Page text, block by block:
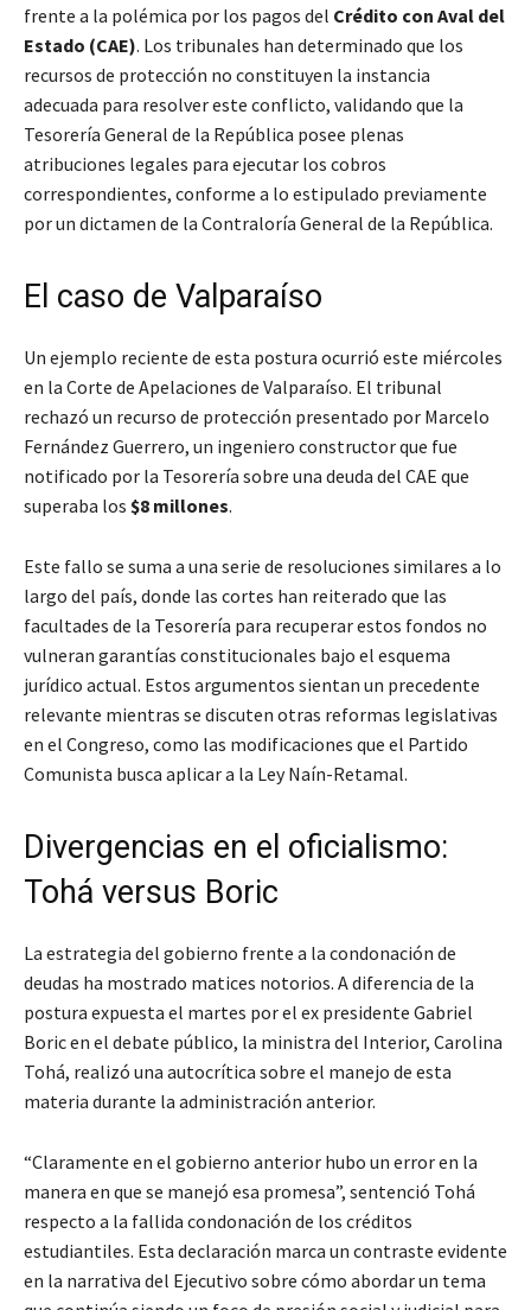
frente a la polémica por los pagos del Crédito con Aval del
Estado (CAE). Los tribunales han determinado que los
recursos de protección no constituyen la instancia
adecuada para resolver este conflicto, validando que la
Tesorería General de la República posee plenas
atribuciones legales para ejecutar los cobros
correspondientes, conforme a lo estipulado previamente
por un dictamen de la Contraloría General de la República.
El caso de Valparaíso
Un ejemplo reciente de esta postura ocurrió este miércoles
en la Corte de Apelaciones de Valparaíso. El tribunal
rechazó un recurso de protección presentado por Marcelo
Fernández Guerrero, un ingeniero constructor que fue
notificado por la Tesorería sobre una deuda del CAE que
superaba los $8 millones.
Este fallo se suma a una serie de resoluciones similares a lo
largo del país, donde las cortes han reiterado que las
facultades de la Tesorería para recuperar estos fondos no
vulneran garantías constitucionales bajo el esquema
jurídico actual. Estos argumentos sientan un precedente
relevante mientras se discuten otras reformas legislativas
en el Congreso, como las modificaciones que el Partido
Comunista busca aplicar a la Ley Naín-Retamal.
Divergencias en el oficialismo:
Tohá versus Boric
La estrategia del gobierno frente a la condonación de
deudas ha mostrado matices notorios. A diferencia de la
postura expuesta el martes por el ex presidente Gabriel
Boric en el debate público, la ministra del Interior, Carolina
Tohá, realizó una autocrítica sobre el manejo de esta
materia durante la administración anterior.
“Claramente en el gobierno anterior hubo un error en la
manera en que se manejó esa promesa”, sentenció Tohá
respecto a la fallida condonación de los créditos
estudiantiles. Esta declaración marca un contraste evidente
en la narrativa del Ejecutivo sobre cómo abordar un tema